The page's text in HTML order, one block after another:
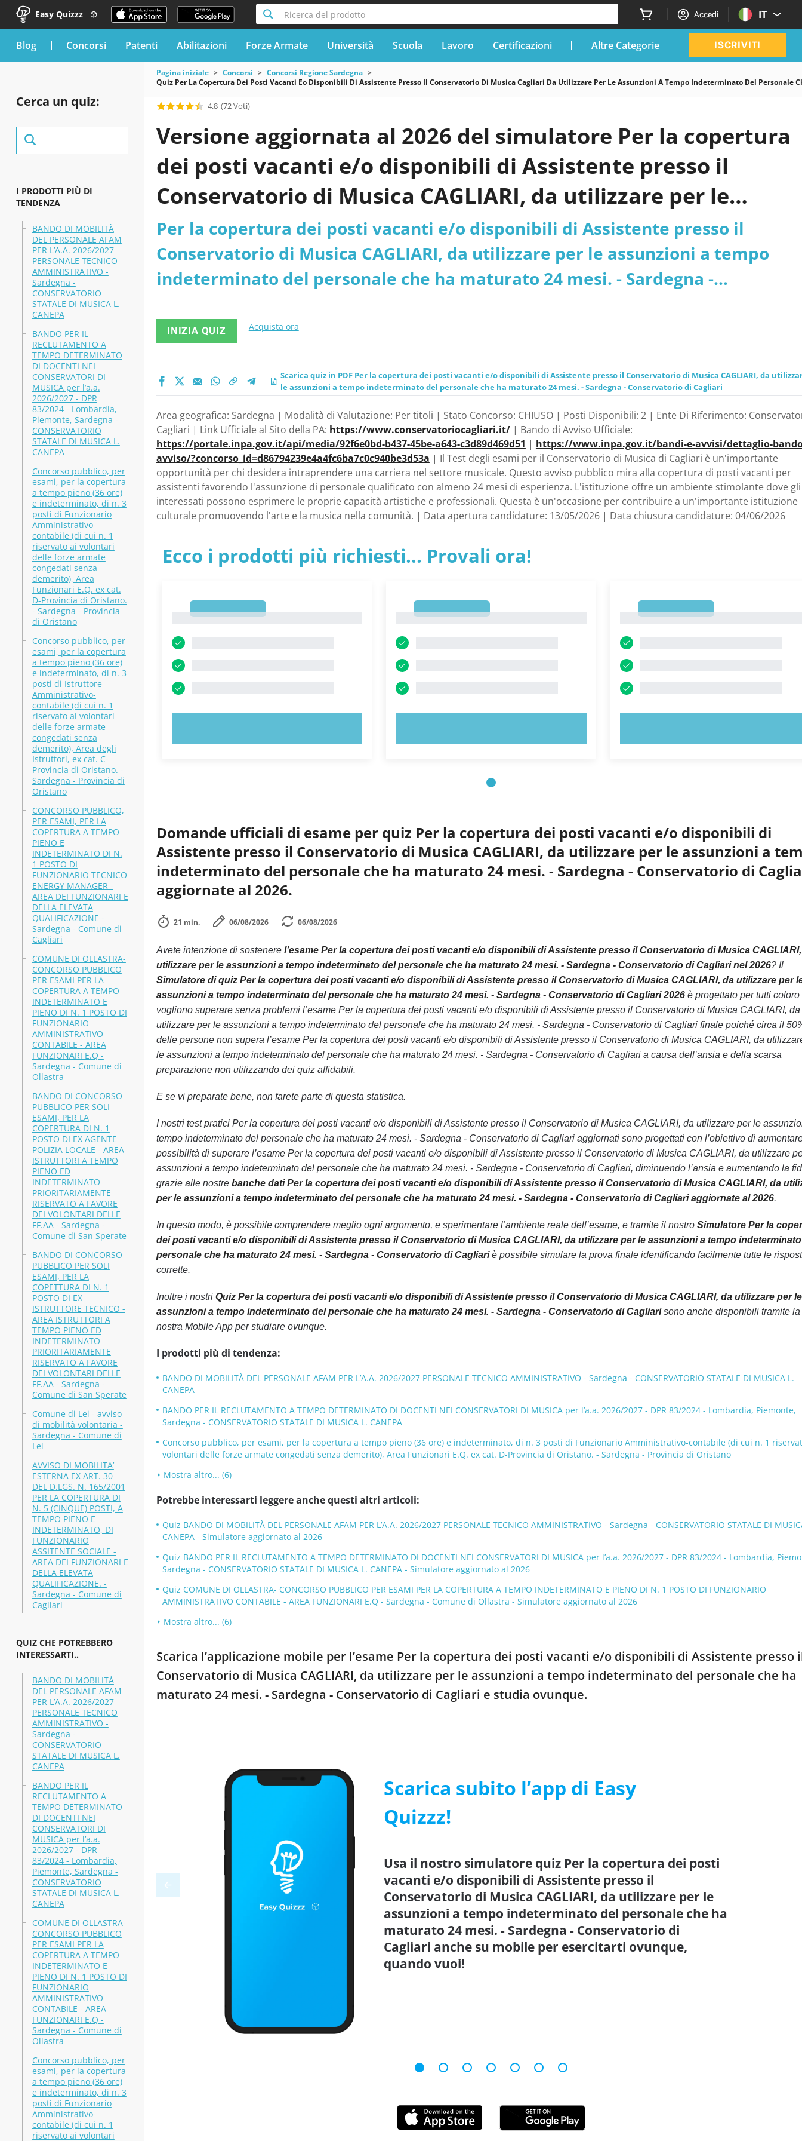
Easy Quizzz Ricerca del prodotto Accedi IT
blog Concorsi Patenti Abilitazioni Forze Armate Università Scuola Lavoro Certificazioni Altre Categorie ISCRIVITI
Cerca un quiz:
I PRODOTTI PIÙ DI
TENDENZA
BANDO DI MOBILITÀ
DEL PERSONALE AFAM
PER L’A.A. 2026/2027
PERSONALE TECNICO
AMMINISTRATIVO -
Sardegna -
CONSERVATORIO
STATALE DI MUSICA L.
CANEPA
BANDO PER IL
RECLUTAMENTO A
TEMPO DETERMINATO
DI DOCENTI NEI
CONSERVATORI DI
MUSICA per l’a.a.
2026/2027 - DPR
83/2024 - Lombardia,
Piemonte, Sardegna -
CONSERVATORIO
STATALE DI MUSICA L.
CANEPA
Concorso pubblico, per
esami, per la copertura
a tempo pieno (36 ore)
e indeterminato, di n. 3
posti di Funzionario
Amministrativo-
contabile (di cui n. 1
riservato ai volontari
delle forze armate
congedati senza
demerito), Area
Funzionari E.Q. ex cat.
D-Provincia di Oristano.
- Sardegna - Provincia
di Oristano
Concorso pubblico, per
esami, per la copertura
a tempo pieno (36 ore)
e indeterminato, di n. 3
posti di Istruttore
Amministrativo-
contabile (di cui n. 1
riservato ai volontari
delle forze armate
congedati senza
demerito), Area degli
Istruttori, ex cat. C-
Provincia di Oristano. -
Sardegna - Provincia di
Oristano
CONCORSO PUBBLICO,
PER ESAMI, PER LA
COPERTURA A TEMPO
PIENO E
INDETERMINATO DI N.
1 POSTO DI
FUNZIONARIO TECNICO
ENERGY MANAGER -
AREA DEI FUNZIONARI E
DELLA ELEVATA
QUALIFICAZIONE -
Sardegna - Comune di
Cagliari
COMUNE DI OLLASTRA-
CONCORSO PUBBLICO
PER ESAMI PER LA
COPERTURA A TEMPO
INDETERMINATO E
PIENO DI N. 1 POSTO DI
FUNZIONARIO
AMMINISTRATIVO
CONTABILE - AREA
FUNZIONARI E.Q -
Sardegna - Comune di
Ollastra
BANDO DI CONCORSO
PUBBLICO PER SOLI
ESAMI, PER LA
COPERTURA DI N. 1
POSTO DI EX AGENTE
POLIZIA LOCALE - AREA
ISTRUTTORI A TEMPO
PIENO ED
INDETERMINATO
PRIORITARIAMENTE
RISERVATO A FAVORE
DEI VOLONTARI DELLE
FF.AA - Sardegna -
Comune di San Sperate
BANDO DI CONCORSO
PUBBLICO PER SOLI
ESAMI, PER LA
COPETTURA DI N. 1
POSTO DI EX
ISTRUTTORE TECNICO -
AREA ISTRUTTORI A
TEMPO PIENO ED
INDETERMINATO
PRIORITARIAMENTE
RISERVATO A FAVORE
DEI VOLONTARI DELLE
FF.AA - Sardegna -
Comune di San Sperate
Comune di Lei - avviso
di mobilità volontaria -
Sardegna - Comune di
Lei
AVVISO DI MOBILITA’
ESTERNA EX ART. 30
DEL D.LGS. N. 165/2001
PER LA COPERTURA DI
N. 5 (CINQUE) POSTI, A
TEMPO PIENO E
INDETERMINATO, DI
FUNZIONARIO
ASSITENTE SOCIALE -
AREA DEI FUNZIONARI E
DELLA ELEVATA
QUALIFICAZIONE. -
Sardegna - Comune di
Cagliari
QUIZ CHE POTREBBERO
INTERESSARTI..
BANDO DI MOBILITÀ
DEL PERSONALE AFAM
PER L’A.A. 2026/2027
PERSONALE TECNICO
AMMINISTRATIVO -
Sardegna -
CONSERVATORIO
STATALE DI MUSICA L.
CANEPA
BANDO PER IL
RECLUTAMENTO A
TEMPO DETERMINATO
DI DOCENTI NEI
CONSERVATORI DI
MUSICA per l’a.a.
2026/2027 - DPR
83/2024 - Lombardia,
Piemonte, Sardegna -
CONSERVATORIO
STATALE DI MUSICA L.
CANEPA
COMUNE DI OLLASTRA-
CONCORSO PUBBLICO
PER ESAMI PER LA
COPERTURA A TEMPO
INDETERMINATO E
PIENO DI N. 1 POSTO DI
FUNZIONARIO
AMMINISTRATIVO
CONTABILE - AREA
FUNZIONARI E.Q -
Sardegna - Comune di
Ollastra
Concorso pubblico, per
esami, per la copertura
a tempo pieno (36 ore)
e indeterminato, di n. 3
posti di Funzionario
Amministrativo-
contabile (di cui n. 1
riservato ai volontari
Pagina iniziale Concorsi
Concorsi Regione Sardegna
Quiz Per La Copertura Dei Posti Vacanti Eo Disponibili Di Assistente Presso Il Conservatorio Di Musica Cagliari Da Utilizzare Per Le Assunzioni A Tempo Indeterminato Del Personale
4.8 (72 Voti)
Versione aggiornata al 2026 del simulatore Per la copertura
dei posti vacanti e/o disponibili di Assistente presso il
Conservatorio di Musica CAGLIARI, da utilizzare per le
assunzioni a tempo indeterminato del personale che ha
maturato 24 mesi. - Sardegna - Conservatorio di Cagliari
Per la copertura dei posti vacanti e/o disponibili di Assistente presso il
Conservatorio di Musica CAGLIARI, da utilizzare per le assunzioni a tempo
indeterminato del personale che ha maturato 24 mesi. - Sardegna -
INIZIA QUIZ Acquista ora
Scarica quiz in PDF Per la copertura dei posti vacanti e/o disponibili di Assistente presso il Conservatorio di Musica CAGLIARI, da
le assunzioni a tempo indeterminato del personale che ha maturato 24 mesi. - Sardegna - Conservatorio di Cagliari
Area geografica: Sardegna | Modalità di Valutazione: Per titoli | Stato Concorso: CHIUSO | Posti Disponibili: 2 | Ente Di Riferimento:
Cagliari | Link Ufficiale al Sito della PA: https://www.conservatoriocagliari.it/| Bando di Avviso Ufficiale:
https://portale.inpa.gov.it/api/media/92f6e0bd-b437-45be-a643-c3d89d469d51 | https://www.inpa.gov.it/bandi-e-avvisi/dettaglio-
avviso/?concorso_id=d86794239e4a4fc6ba7c0c940be3d53a | Il Test degli esami per il Conservatorio di Musica di Cagliari è un'importante
opportunità per chi desidera intraprendere una carriera nel settore musicale. Questo avviso pubblico mira alla copertura di posti vacanti per
assistenti favorendo l'assunzione di personale qualificato con almeno 24 mesi di esperienza. L'istituzione offre un ambiente stimolante dove gli
interessati possono esprimere le proprie capacità artistiche e professionali. Questa è un'occasione per contribuire a un'importante istituzione
culturale promuovendo l'arte e la musica nella comunità. | Data apertura candidature: 13/05/2026 | Data chiusura candidature: 04/06/2026
Ecco i prodotti più richiesti... Provali ora!
Domande ufficiali di esame per quiz Per la copertura dei posti vacanti e/o disponibili di
Assistente presso il Conservatorio di Musica CAGLIARI, da utilizzare per le assunzioni a
indeterminato del personale che ha maturato 24 mesi. - Sardegna - Conservatorio di
aggiornate al 2026.
21 min. 06/08/2026 06/08/2026
Avete intenzione di sostenere l’esame Per la copertura dei posti vacanti e/o disponibili di Assistente presso il Conservatorio di Musica
utilizzare per le assunzioni a tempo indeterminato del personale che ha maturato 24 mesi. - Sardegna - Conservatorio di Cagliari nel 2026? Il
Simulatore di quiz Per la copertura dei posti vacanti e/o disponibili di Assistente presso il Conservatorio di Musica CAGLIARI, da utilizzare per
assunzioni a tempo indeterminato del personale che ha maturato 24 mesi. - Sardegna - Conservatorio di Cagliari 2026è progettato per tutti coloro
vogliono superare senza problemi l’esame Per la copertura dei posti vacanti e/o disponibili di Assistente presso il Conservatorio di Musica CAGLIARI, da
utilizzare per le assunzioni a tempo indeterminato del personale che ha maturato 24 mesi. - Sardegna - Conservatorio di Cagliari finale poiché circa il
delle persone non supera l’esame Per la copertura dei posti vacanti e/o disponibili di Assistente presso il Conservatorio di Musica CAGLIARI, da
le assunzioni a tempo indeterminato del personale che ha maturato 24 mesi. - Sardegna - Conservatorio di Cagliari a causa dell’ansia e della scarsa
preparazione non utilizzando dei quiz affidabili.
E se vi preparate bene, non farete parte di questa statistica.
I nostri test pratici Per la copertura dei posti vacanti e/o disponibili di Assistente presso il Conservatorio di Musica CAGLIARI, da utilizzare per le
tempo indeterminato del personale che ha maturato 24 mesi. - Sardegna - Conservatorio di Cagliari aggiornati sono progettati con l’obiettivo di
possibilità di superare l’esame Per la copertura dei posti vacanti e/o disponibili di Assistente presso il Conservatorio di Musica CAGLIARI, da utilizzare
assunzioni a tempo indeterminato del personale che ha maturato 24 mesi. - Sardegna - Conservatorio di Cagliari, diminuendo l’ansia e aumentando la
grazie alle nostre banche dati Per la copertura dei posti vacanti e/o disponibili di Assistente presso il Conservatorio di Musica CAGLIARI, da
per le assunzioni a tempo indeterminato del personale che ha maturato 24 mesi. - Sardegna - Conservatorio di Cagliari aggiornate al 2026.
In questo modo, è possibile comprendere meglio ogni argomento, e sperimentare l’ambiente reale dell’esame, e tramite il nostro Simulatore Per la
dei posti vacanti e/o disponibili di Assistente presso il Conservatorio di Musica CAGLIARI, da utilizzare per le assunzioni a tempo
personale che ha maturato 24 mesi. - Sardegna - Conservatorio di Cagliariè possibile simulare la prova finale identificando facilmente tutte le
corrette.
Inoltre i nostri Quiz Per la copertura dei posti vacanti e/o disponibili di Assistente presso il Conservatorio di Musica CAGLIARI, da utilizzare per le
assunzioni a tempo indeterminato del personale che ha maturato 24 mesi. - Sardegna - Conservatorio di Cagliarisono anche disponibili tramite la
nostra Mobile App per studiare ovunque.
I prodotti più di tendenza:
BANDO DI MOBILITÀ DEL PERSONALE AFAM PER L’A.A. 2026/2027 PERSONALE TECNICO AMMINISTRATIVO - Sardegna - CONSERVATORIO STATALE DI MUSICA L.
CANEPA
BANDO PER IL RECLUTAMENTO A TEMPO DETERMINATO DI DOCENTI NEI CONSERVATORI DI MUSICA per l’a.a. 2026/2027 - DPR 83/2024 - Lombardia, Piemonte,
Sardegna - CONSERVATORIO STATALE DI MUSICA L. CANEPA
Concorso pubblico, per esami, per la copertura a tempo pieno (36 ore) e indeterminato, di n. 3 posti di Funzionario Amministrativo-contabile (di cui n. 1
volontari delle forze armate congedati senza demerito), Area Funzionari E.Q. ex cat. D-Provincia di Oristano. - Sardegna - Provincia di Oristano
Mostra altro... (6)
Potrebbe interessarti leggere anche questi altri articoli:
Quiz BANDO DI MOBILITÀ DEL PERSONALE AFAM PER L’A.A. 2026/2027 PERSONALE TECNICO AMMINISTRATIVO - Sardegna - CONSERVATORIO STATALE DI
CANEPA - Simulatore aggiornato al 2026
Quiz BANDO PER IL RECLUTAMENTO A TEMPO DETERMINATO DI DOCENTI NEI CONSERVATORI DI MUSICA per l’a.a. 2026/2027 - DPR 83/2024 - Lombardia,
Sardegna - CONSERVATORIO STATALE DI MUSICA L. CANEPA - Simulatore aggiornato al 2026
Quiz COMUNE DI OLLASTRA- CONCORSO PUBBLICO PER ESAMI PER LA COPERTURA A TEMPO INDETERMINATO E PIENO DI N. 1 POSTO DI FUNZIONARIO
AMMINISTRATIVO CONTABILE - AREA FUNZIONARI E.Q - Sardegna - Comune di Ollastra - Simulatore aggiornato al 2026
Mostra altro... (6)
Scarica l’applicazione mobile per l’esame Per la copertura dei posti vacanti e/o disponibili di Assistente presso
Conservatorio di Musica CAGLIARI, da utilizzare per le assunzioni a tempo indeterminato del personale che ha
maturato 24 mesi. - Sardegna - Conservatorio di Cagliari e studia ovunque.
Scarica subito l’app di Easy
Quizzz!
Usa il nostro simulatore quiz Per la copertura dei posti
vacanti e/o disponibili di Assistente presso il
Conservatorio di Musica CAGLIARI, da utilizzare per le
assunzioni a tempo indeterminato del personale che ha
maturato 24 mesi. - Sardegna - Conservatorio di
Cagliari anche su mobile per esercitarti ovunque,
quando vuoi!